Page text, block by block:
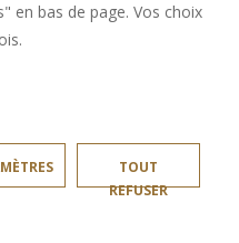
en bas de page. Vos choix
TOUT
REFUSER